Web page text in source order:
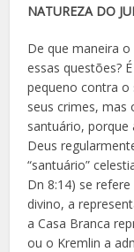
NATUREZA DO
De que maneira
essas questões?
pequeno contra o
seus crimes,
santuário, porque
Deus
“santuário”
Dn 8:14) se
divino, a
a Casa Branca
ou o Kremlin a